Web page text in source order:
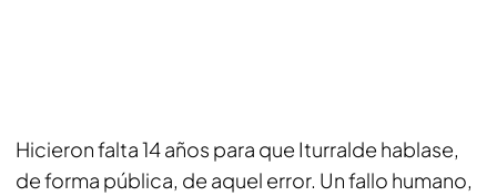
Hicieron falta 14 años para que Iturralde hablase,
de forma pública, de aquel error. Un fallo humano,